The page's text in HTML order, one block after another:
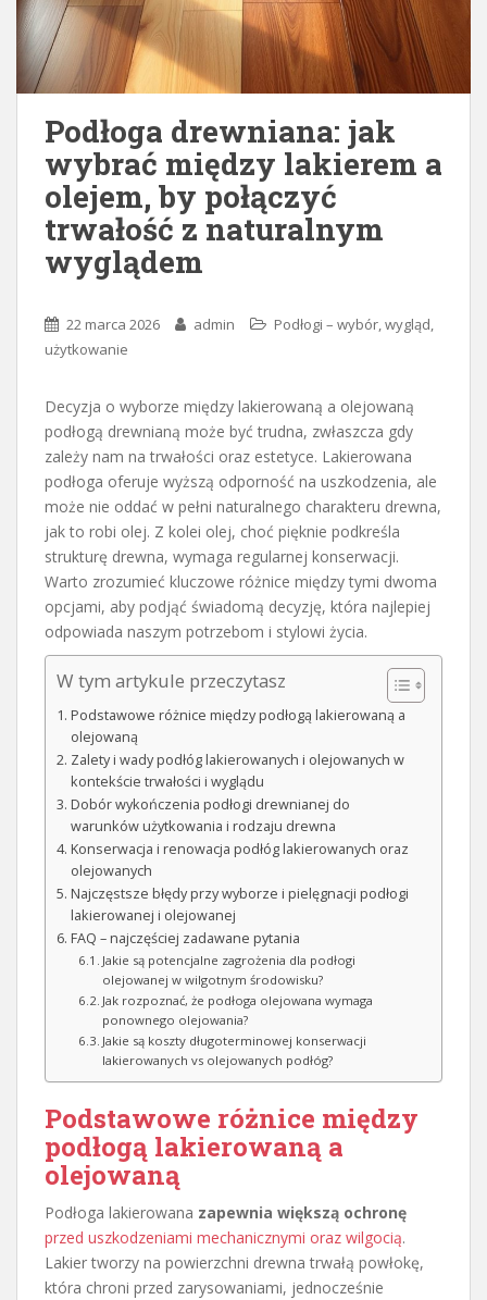
Podłoga drewniana: jak
wybrać między lakierem a
olejem, by połączyć
trwałość z naturalnym
wyglądem
22 marca 2026 admin
Podłogi – wybór, wygląd,
użytkowanie
Decyzja o wyborze między lakierowaną a olejowaną
podłogą drewnianą może być trudna, zwłaszcza gdy
zależy nam na trwałości oraz estetyce. Lakierowana
podłoga oferuje wyższą odporność na uszkodzenia, ale
może nie oddać w pełni naturalnego charakteru drewna,
jak to robi olej. Z kolei olej, choć pięknie podkreśla
strukturę drewna, wymaga regularnej konserwacji.
Warto zrozumieć kluczowe różnice między tymi dwoma
opcjami, aby podjąć świadomą decyzję, która najlepiej
odpowiada naszym potrzebom i stylowi życia.
W tym artykule przeczytasz
Podstawowe różnice między podłogą lakierowaną a
olejowaną
Zalety i wady podłóg lakierowanych i olejowanych w
kontekście trwałości i wyglądu
Dobór wykończenia podłogi drewnianej do
warunków użytkowania i rodzaju drewna
Konserwacja i renowacja podłóg lakierowanych oraz
olejowanych
Najczęstsze błędy przy wyborze i pielęgnacji podłogi
lakierowanej i olejowanej
FAQ – najczęściej zadawane pytania
Jakie są potencjalne zagrożenia dla podłogi
olejowanej w wilgotnym środowisku?
Jak rozpoznać, że podłoga olejowana wymaga
ponownego olejowania?
Jakie są koszty długoterminowej konserwacji
lakierowanych vs olejowanych podłóg?
Podstawowe różnice między
podłogą lakierowaną a
olejowaną
Podłoga lakierowana zapewnia większą ochronę
przed uszkodzeniami mechanicznymi oraz wilgocią.
Lakier tworzy na powierzchni drewna trwałą powłokę,
która chroni przed zarysowaniami, jednocześnie